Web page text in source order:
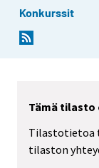
Konkurssit
Tämä
Tilastotietoa
tilaston